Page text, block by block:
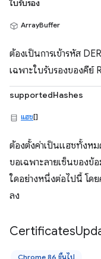
ใบรับรอง
ArrayBuffer
ต้องเป็นการเข้ารหัส
เฉพาะใบรับรองของคีย์
supportedHashes
แฮช[]
ต้องตั้งค่าเป็นแฮชทั้งห
ขอเฉพาะลายเซ็นของ
ใดอย่างหนึ่งต่อไปนี้ โด
ลง
Certificates
Chrome 86 ขึ้นไป